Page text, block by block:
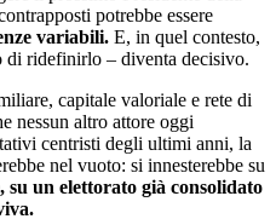
potrebbe essere
variabili. E, in quel contesto,
di ridefinirlo – diventa decisivo.
capitale valoriale e rete di
nessun altro attore oggi
centristi degli ultimi anni, la
nel vuoto: si innesterebbe su
un elettorato già consolidato